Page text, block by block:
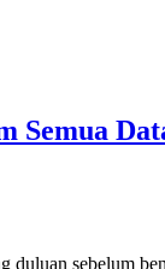
Semua
sebelum